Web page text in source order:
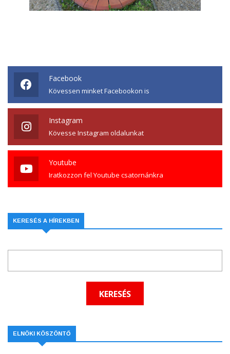
Facebook
Kövessen minket Facebookon is
Instagram
Kövesse Instagram oldalunkat
Youtube
Iratkozzon fel Youtube csatornánkra
KERESÉS A HÍREKBEN
ELNÖKI KÖSZÖNTŐ